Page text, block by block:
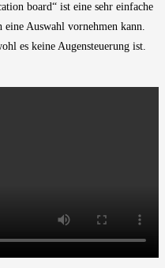
board“ ist eine sehr einfache
Auswahl vornehmen kann.
es keine Augensteuerung ist.